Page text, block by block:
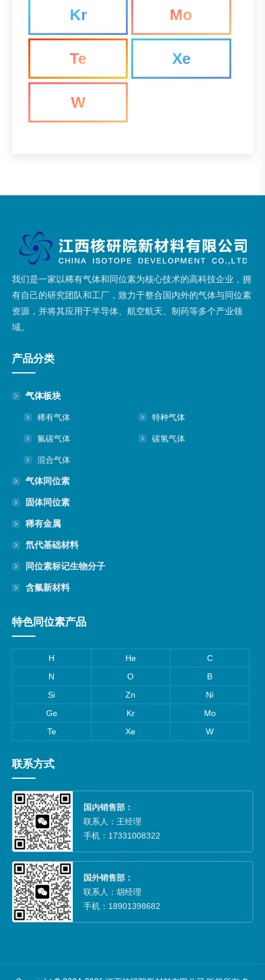
Kr Mo
Te Xe
W
我们是一家以稀有气体和同位素为核心技术的高科技企业，拥
有自己的研究团队和工厂，致力于整合国内外的气体与同位素
资源，并将其应用于半导体、航空航天、制药等多个产业领
域。
产品分类
气体板块
稀有气体 特种气体
氟碳气体 碳氢气体
混合气体
气体同位素
固体同位素
稀有金属
氘代基础材料
同位素标记生物分子
含氟新材料
特色同位素产品
H He
C
N
O
B
Si
Zn
Ni
Ge
Kr
Mo
Te
Xe W
联系方式
国内销售部：
联系人：王经理
手机：17331008322
国外销售部：
联系人：胡经理
手机：18901398682